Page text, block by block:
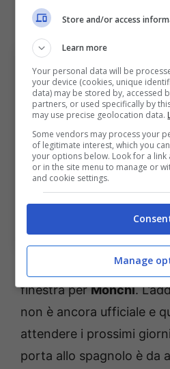
vendere per rimettere in
Monchi lascia l’Aston Villa:
Naturalmente ad oggi la
finestra perMonchi.
non è ancora ufficiale e
attendere i prossimi
porta allo spagnolo è da
Store and/or access
Learn more
Your personal data will be
your device (cookies, unique
data) may be stored by, accessed
partners, or used specifically by
may use precise geolocation data.
Some vendors may process your
of legitimate interest, which you
your options below. Look for a
or in the site menu to manage or
and cookie settings.
Manage